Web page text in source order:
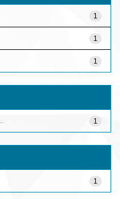
1
1
1
1
1